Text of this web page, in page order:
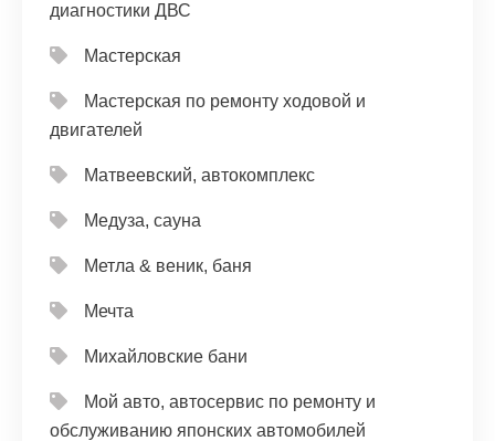
диагностики ДВС
Мастерская
Мастерская по ремонту ходовой и
двигателей
Матвеевский, автокомплекс
Медуза, сауна
Метла & веник, баня
Мечта
Михайловские бани
Мой авто, автосервис по ремонту и
обслуживанию японских автомобилей